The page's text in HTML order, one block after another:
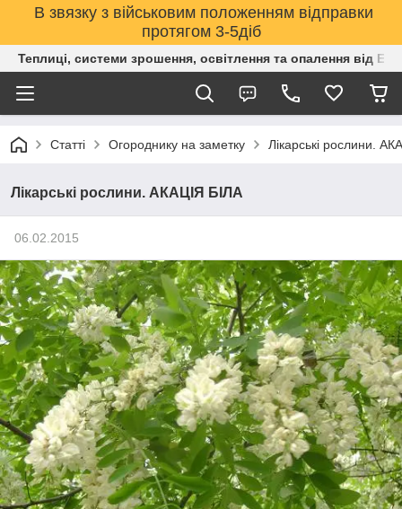
В звязку з військовим положенням відправки
протягом 3-5діб
Теплиці, системи зрошення, освітлення та опалення від
Статті Огороднику на заметку Лікарські рослини.
Лікарські рослини. АКАЦІЯ БІЛА
06.02.2015